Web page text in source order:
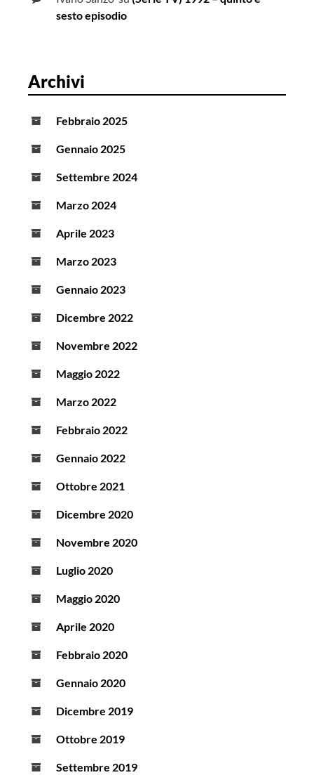
sesto episodio
Archivi
Febbraio 2025
Gennaio 2025
Settembre 2024
Marzo 2024
Aprile 2023
Marzo 2023
Gennaio 2023
Dicembre 2022
Novembre 2022
Maggio 2022
Marzo 2022
Febbraio 2022
Gennaio 2022
Ottobre 2021
Dicembre 2020
Novembre 2020
Luglio 2020
Maggio 2020
Aprile 2020
Febbraio 2020
Gennaio 2020
Dicembre 2019
Ottobre 2019
Settembre 2019